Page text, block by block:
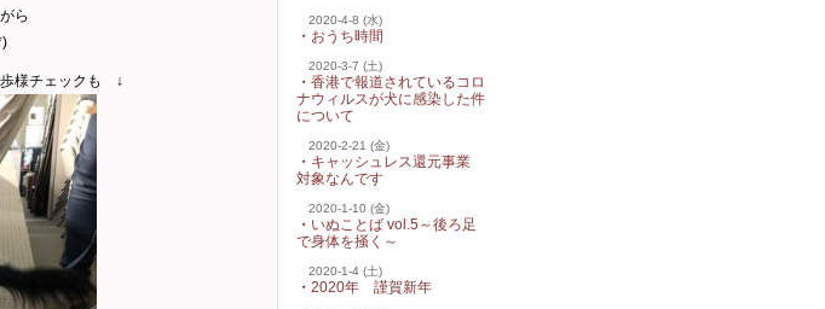
ら
歩様チェックも ↓
2020-4-8 (水)
・ おうち時間
2020-3-7 (土)
・ 香港で報道されているコロ
ナウィルスが犬に感染した件
について
2020-2-21 (金)
・ キャッシュレス還元事業
対象なんです
2020-1-10 (金)
・ いぬことば vol.5～後ろ足
で身体を掻く～
2020-1-4 (土)
・ 2020年 謹賀新年